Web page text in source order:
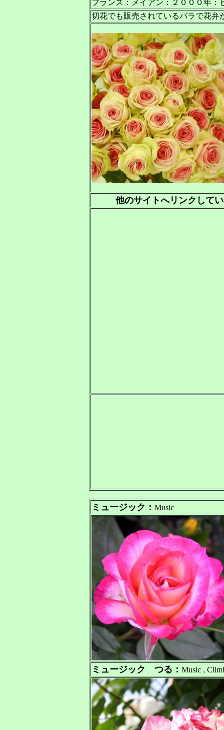
フランス：メイアン：２０００年
切花でも販売されているバラで花弁
他のサイトへリンクして
ミュージック ： Music
ミュージック つる： Music ,